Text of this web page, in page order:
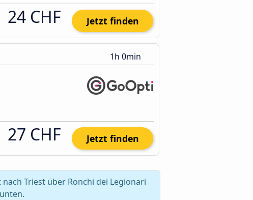
24 CHF Jetzt finden
1h 0min
27 CHF Jetzt finden
Triest über Ronchi dei Legionari